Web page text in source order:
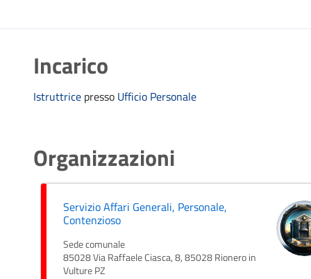
Incarico
Istruttrice presso Ufficio Personale
Organizzazioni
Servizio Affari Generali, Personale,
Contenzioso
Sede comunale
85028 Via Raffaele Ciasca, 8, 85028 Rionero in
Vulture PZ